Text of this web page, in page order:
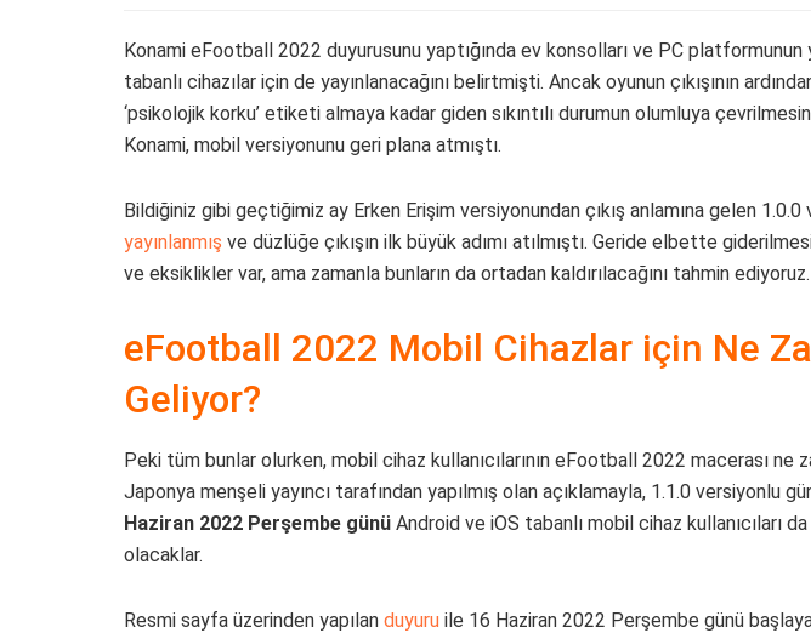
Konami eFootball 2022 duyurusunu yaptığında ev konsolları ve PC platformunun
tabanlı cihazılar için de yayınlanacağını belirtmişti. Ancak oyunun çıkışının
‘psikolojik korku’ etiketi almaya kadar giden sıkıntılı durumun olumluya
Konami, mobil versiyonunu geri plana atmıştı.
Bildiğiniz gibi geçtiğimiz ay Erken Erişim versiyonundan çıkış anlamına gelen
yayınlanmış ve düzlüğe çıkışın ilk büyük adımı atılmıştı. Geride elbette
ve eksiklikler var, ama zamanla bunların da ortadan kaldırılacağını tahmin ediyoruz.
eFootball 2022 Mobil Cihazlar için Ne
Geliyor?
Peki tüm bunlar olurken, mobil cihaz kullanıcılarının eFootball 2022 macerası ne
Japonya menşeli yayıncı tarafından yapılmış olan açıklamayla, 1.1.0 versiyonlu
Haziran 2022 Perşembe günü Android ve iOS tabanlı mobil cihaz kullanıcıları
olacaklar.
Resmi sayfa üzerinden yapılan duyuru ile 16 Haziran 2022 Perşembe günü